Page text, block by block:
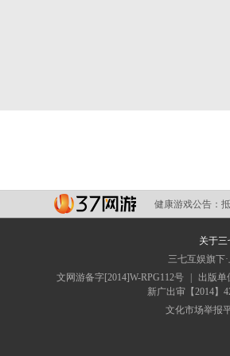
健康游戏公告：
关于三
三七互娱旗下
文网游备字[2014]W-RPG112号
出版单
新广出审【2014】
文化市场举报